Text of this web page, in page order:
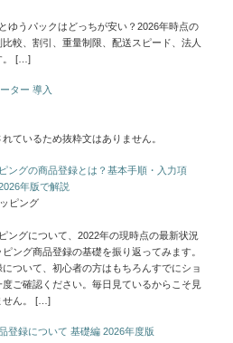
ゆうパックはどっちが安い？2026年時点の
較、割引、重量制限、配送スピード、法人
[…]
ター 導入
ているため抜粋文はありません。
ングの商品登録とは？基本手順・入力項
年版で解説
ピング
ングについて、2022年の現時点の最新状況
ング商品登録の基礎を振り返ってみます。
ついて、初心者の方はもちろんすでにショ
ご確認ください。毎日見ているからこそ見
ん。
[…]
登録について 基礎編 2026年度版